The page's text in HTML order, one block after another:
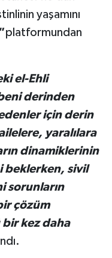
yaşamını
platformundan
el-Ehli
derinden
için derin
yaralılara
dinamiklerinin
beklerken, sivil
sorunların
çözüm
bir kez daha